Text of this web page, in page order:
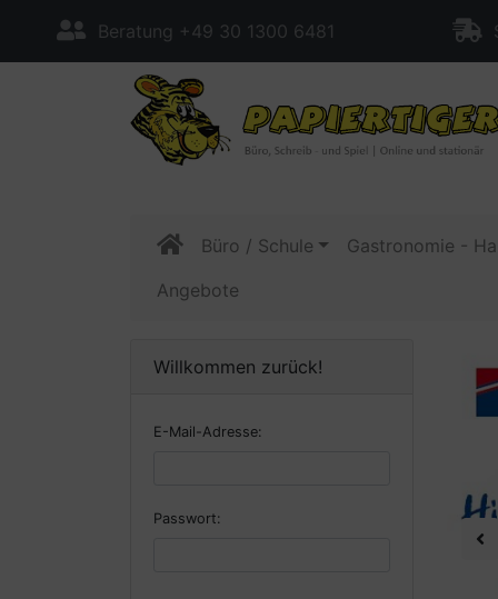
Beratung +49 30 1300 6481
Büro / Schule
Gastronomie -
Angebote
Willkommen zurück!
E-Mail-Adresse:
Passwort: